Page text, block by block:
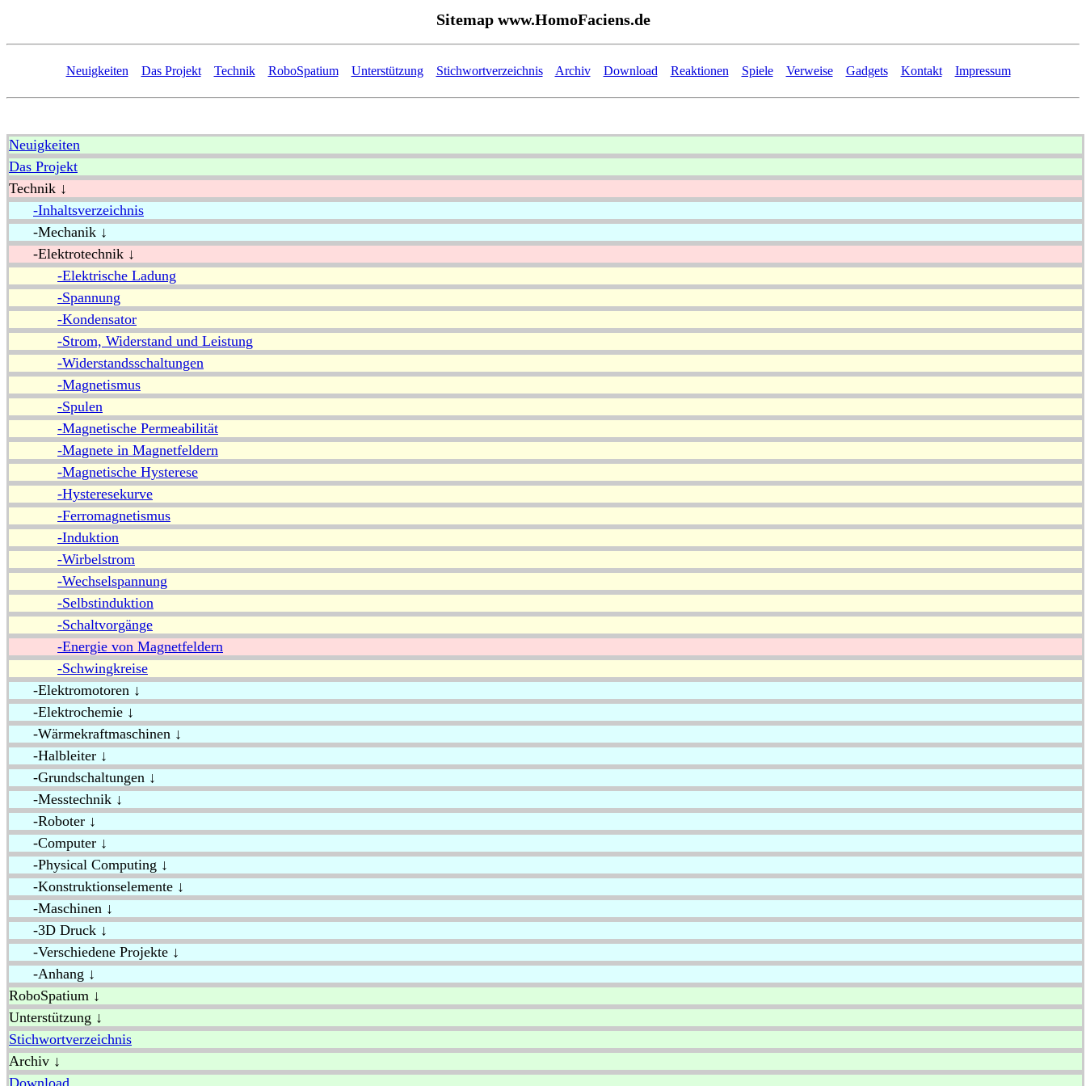
Sitemap www.HomoFaciens.de
Neuigkeiten Das Projekt Technik RoboSpatium Unterstützung Stichwortverzeichnis Archiv Download Reaktionen Spiele Verweise Gadgets Kontakt Impressum
Neuigkeiten
Das Projekt
Technik ↓
-Inhaltsverzeichnis
-Mechanik ↓
-Elektrotechnik ↓
-Elektrische Ladung
-Spannung
-Kondensator
-Strom, Widerstand und Leistung
-Widerstandsschaltungen
-Magnetismus
-Spulen
-Magnetische Permeabilität
-Magnete in Magnetfeldern
-Magnetische Hysterese
-Hysteresekurve
-Ferromagnetismus
-Induktion
-Wirbelstrom
-Wechselspannung
-Selbstinduktion
-Schaltvorgänge
-Energie von Magnetfeldern
-Schwingkreise
-Elektromotoren ↓
-Elektrochemie ↓
-Wärmekraftmaschinen ↓
-Halbleiter ↓
-Grundschaltungen ↓
-Messtechnik ↓
-Roboter ↓
-Computer ↓
-Physical Computing ↓
-Konstruktionselemente ↓
-Maschinen ↓
-3D Druck ↓
-Verschiedene Projekte ↓
-Anhang ↓
RoboSpatium ↓
Unterstützung ↓
Stichwortverzeichnis
Archiv ↓